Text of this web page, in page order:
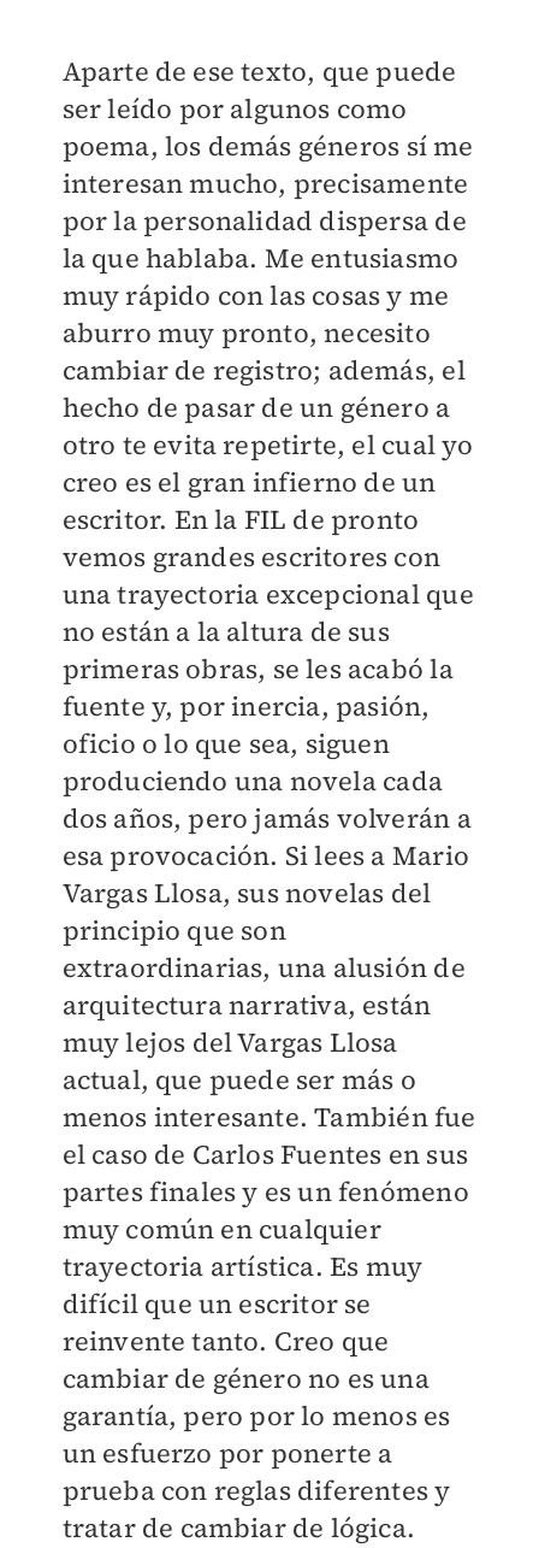
Aparte de ese texto, que puede
ser leído por algunos como
poema, los demás géneros sí me
interesan mucho, precisamente
por la personalidad dispersa de
la que hablaba. Me entusiasmo
muy rápido con las cosas y me
aburro muy pronto, necesito
cambiar de registro; además, el
hecho de pasar de un género a
otro te evita repetirte, el cual yo
creo es el gran infierno de un
escritor. En la FIL de pronto
vemos grandes escritores con
una trayectoria excepcional que
no están a la altura de sus
primeras obras, se les acabó la
fuente y, por inercia, pasión,
oficio o lo que sea, siguen
produciendo una novela cada
dos años, pero jamás volverán a
esa provocación. Si lees a Mario
Vargas Llosa, sus novelas del
principio que son
extraordinarias, una alusión de
arquitectura narrativa, están
muy lejos del Vargas Llosa
actual, que puede ser más o
menos interesante. También fue
el caso de Carlos Fuentes en sus
partes finales y es un fenómeno
muy común en cualquier
trayectoria artística. Es muy
difícil que un escritor se
reinvente tanto. Creo que
cambiar de género no es una
garantía, pero por lo menos es
un esfuerzo por ponerte a
prueba con reglas diferentes y
tratar de cambiar de lógica.